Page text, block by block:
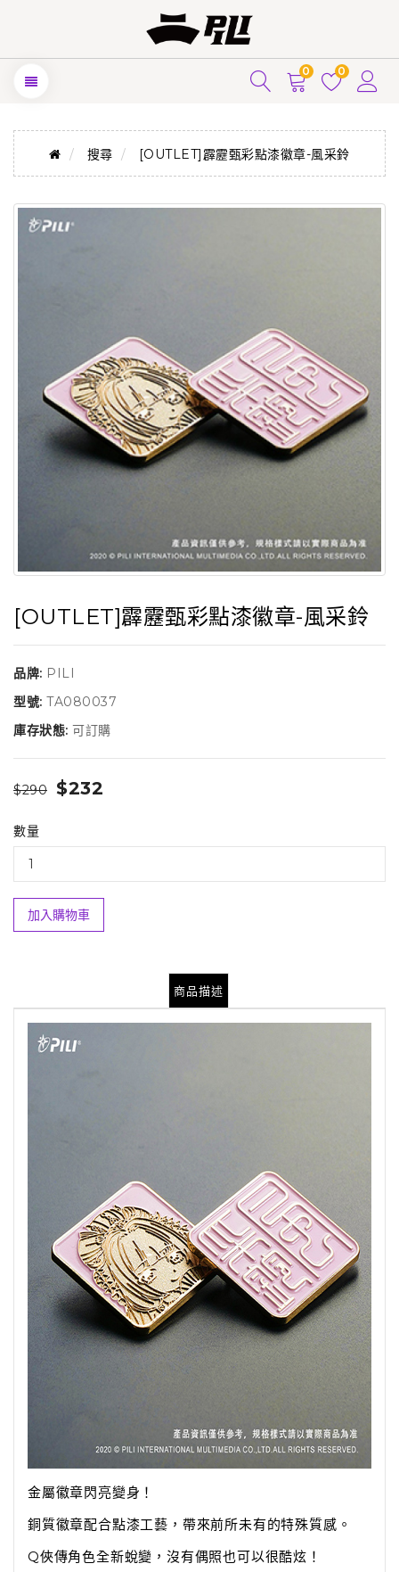
0 0
搜尋 [OUTLET]霹靂甄彩點漆徽章-風采鈴
[OUTLET]霹靂甄彩點漆徽章-風采鈴
品牌: PILI
型號: TA080037
庫存狀態: 可訂購
$290 $232
數量
加入購物車
商品描述
金屬徽章閃亮變身！
銅質徽章配合點漆工藝，帶來前所未有的特殊質感。
Q俠傳角色全新蛻變，沒有偶照也可以很酷炫！